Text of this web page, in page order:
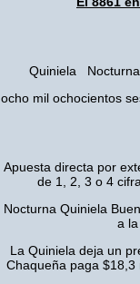
Quiniela
ocho mil ochocientos
Apuesta directa por
de 1, 2, 3 o 4
Nocturna Quiniela
a
La Quiniela deja un
Chaqueña paga